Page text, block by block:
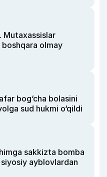
Mutaxassislar
olmay
bog‘cha bolasini
sud hukmi o‘qildi
sakkizta bomba
siyosiy ayblovlardan